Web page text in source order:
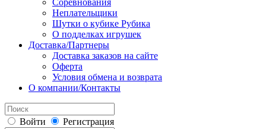
Соревнования
Неплательщики
Шутки о кубике Рубика
О подделках игрушек
Доставка/Партнеры
Доставка заказов на сайте
Оферта
Условия обмена и возврата
О компании/Контакты
Войти Регистрация